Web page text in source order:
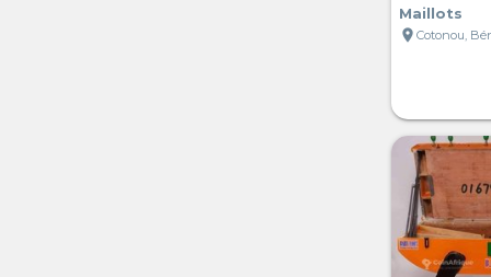
Maillots
location_on Cotonou,